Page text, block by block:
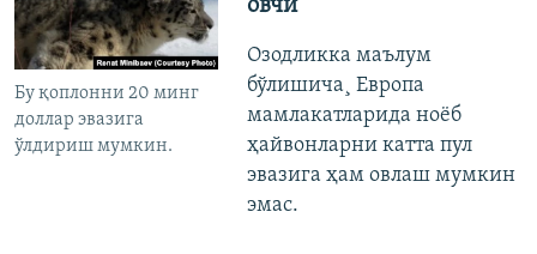
Бу қоплонни 20 минг
доллар эвазига
ўлдириш мумкин.
овчи
Озодликка маълум
бўлишича¸ Европа
мамлакатларида ноëб
ҳайвонларни катта пул
эвазига ҳам овлаш мумкин
эмас.